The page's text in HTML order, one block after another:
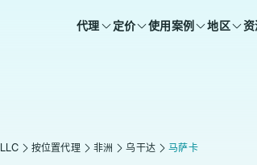
代理 定价 使用案例 地区 资
按位置代理 非洲 乌干达 马萨卡